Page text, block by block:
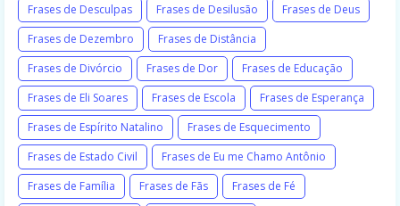
Frases de Desculpas
Frases de Desilusão
Frases de Deus
Frases de Dezembro
Frases de Distância
Frases de Divórcio
Frases de Dor
Frases de Educação
Frases de Eli Soares
Frases de Escola
Frases de Esperança
Frases de Espírito Natalino
Frases de Esquecimento
Frases de Estado Civil
Frases de Eu me Chamo Antônio
Frases de Família
Frases de Fãs
Frases de Fé